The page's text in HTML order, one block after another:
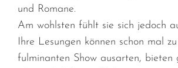
und Romane.
Am wohlsten fühlt sie sich jedoch
Ihre Lesungen können schon mal
fulminanten Show ausarten, bieten